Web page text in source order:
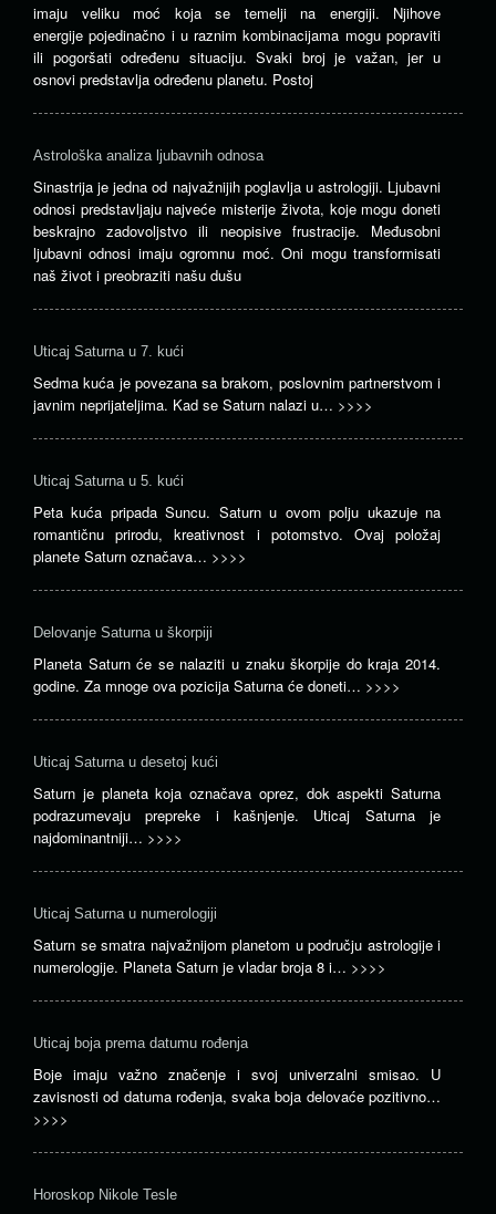
imaju veliku moć koja se temelji na energiji. Njihove
energije pojedinačno i u raznim kombinacijama mogu popraviti
ili pogoršati određenu situaciju. Svaki broj je važan, jer u
osnovi predstavlja određenu planetu. Postoj
Astrološka analiza ljubavnih odnosa
Sinastrija je jedna od najvažnijih poglavlja u astrologiji. Ljubavni
odnosi predstavljaju najveće misterije života, koje mogu doneti
beskrajno zadovoljstvo ili neopisive frustracije. Međusobni
ljubavni odnosi imaju ogromnu moć. Oni mogu transformisati
naš život i preobraziti našu dušu
Uticaj Saturna u 7. kući
Sedma kuća je povezana sa brakom, poslovnim partnerstvom i
javnim neprijateljima. Kad se Saturn nalazi u… >>>>
Uticaj Saturna u 5. kući
Peta kuća pripada Suncu. Saturn u ovom polju ukazuje na
romantičnu prirodu, kreativnost i potomstvo. Ovaj položaj
planete Saturn označava… >>>>
Delovanje Saturna u škorpiji
Planeta Saturn će se nalaziti u znaku škorpije do kraja 2014.
godine. Za mnoge ova pozicija Saturna će doneti… >>>>
Uticaj Saturna u desetoj kući
Saturn je planeta koja označava oprez, dok aspekti Saturna
podrazumevaju prepreke i kašnjenje. Uticaj Saturna je
najdominantniji… >>>>
Uticaj Saturna u numerologiji
Saturn se smatra najvažnijom planetom u području astrologije i
numerologije. Planeta Saturn je vladar broja 8 i… >>>>
Uticaj boja prema datumu rođenja
Boje imaju važno značenje i svoj univerzalni smisao. U
zavisnosti od datuma rođenja, svaka boja delovaće pozitivno…
>>>>
Horoskop Nikole Tesle